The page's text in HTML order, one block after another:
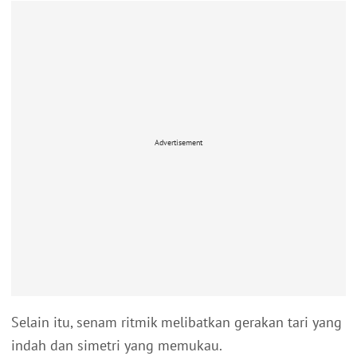
Advertisement
Selain itu, senam ritmik melibatkan gerakan tari yang
indah dan simetri yang memukau.